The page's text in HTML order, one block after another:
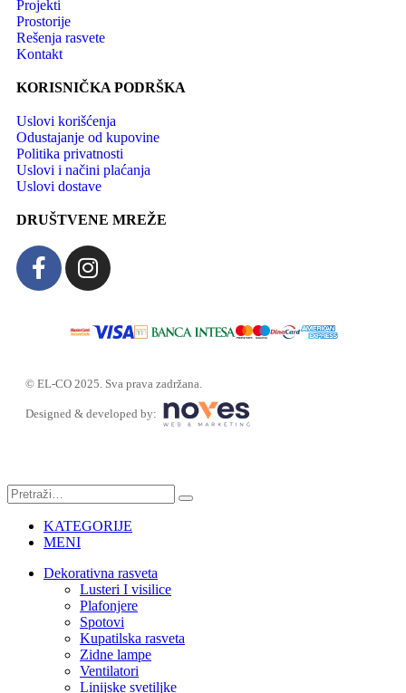
Projekti
Prostorije
Rešenja rasvete
Kontakt
KORISNIČKA PODRŠKA
Uslovi korišćenja
Odustajanje od kupovine
Politika privatnosti
Uslovi i načini plaćanja
Uslovi dostave
DRUŠTVENE MREŽE
© EL-CO 2025. Sva prava zadržana.
Designed & developed by:
KATEGORIJE
MENI
Dekorativna rasveta
Lusteri I visilice
Plafonjere
Spotovi
Kupatilska rasveta
Zidne lampe
Ventilatori
Linijske svetiljke